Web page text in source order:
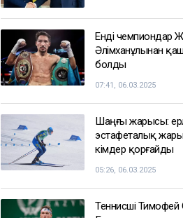
Енді чемпиондар
Әлімханұлынан
болды
07:41, 06.03.2025
Шаңғы жарысы:
эстафеталық
кімдер қорғайды
05:26, 06.03.2025
Теннисші Тимофей